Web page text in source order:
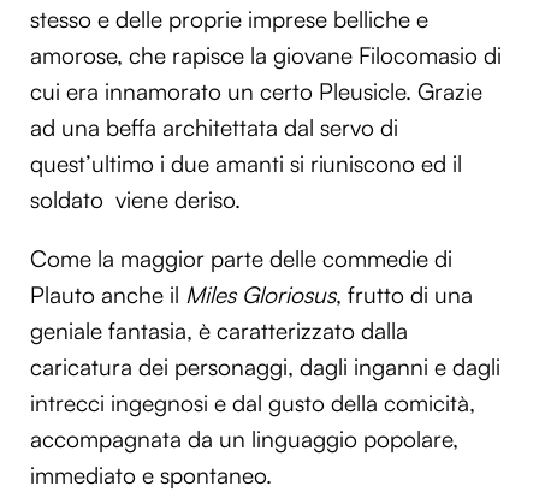
stesso e delle proprie imprese belliche e
amorose, che rapisce la giovane Filocomasio di
cui era innamorato un certo Pleusicle. Grazie
ad una beffa architettata dal servo di
quest’ultimo i due amanti si riuniscono ed il
soldato viene deriso.
Come la maggior parte delle commedie di
Plauto anche il MilesGloriosus, frutto di una
geniale fantasia, è caratterizzato dalla
caricatura dei personaggi, dagli inganni e dagli
intrecci ingegnosi e dal gusto della comicità,
accompagnata da un linguaggio popolare,
immediato e spontaneo.